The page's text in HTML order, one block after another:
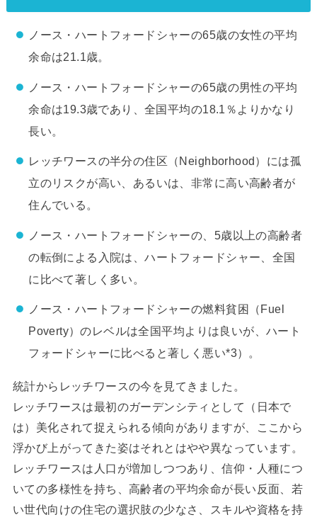
ノース・ハートフォードシャーの65歳の女性の平均
余命は21.1歳。
ノース・ハートフォードシャーの65歳の男性の平均
余命は19.3歳であり、全国平均の18.1％よりかなり
長い。
レッチワースの半分の住区（Neighborhood）には孤
立のリスクが高い、あるいは、非常に高い高齢者が
住んでいる。
ノース・ハートフォードシャーの、5歳以上の高齢者
の転倒による入院は、ハートフォードシャー、全国
に比べて著しく多い。
ノース・ハートフォードシャーの燃料貧困（Fuel
Poverty）のレベルは全国平均よりは良いが、ハート
フォードシャーに比べると著しく悪い*3）。
統計からレッチワースの今を見てきました。
レッチワースは最初のガーデンシティとして（日本で
は）美化されて捉えられる傾向がありますが、ここから
浮かび上がってきた姿はそれとはやや異なっています。
レッチワースは人口が増加しつつあり、信仰・人種につ
いての多様性を持ち、高齢者の平均余命が長い反面、若
い世代向けの住宅の選択肢の少なさ、スキルや資格を持